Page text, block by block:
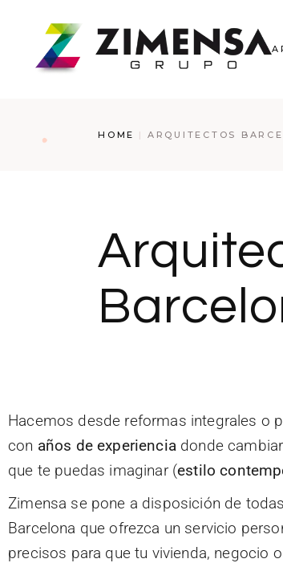
HOME ARQUITECTOS
Hacemos desde reformas integrales o
con años de experienciadonde
que te puedas imaginar (estilo
Zimensa se pone a disposición de
Barcelona que ofrezca un servicio
precisos para que tu vivienda, negocio